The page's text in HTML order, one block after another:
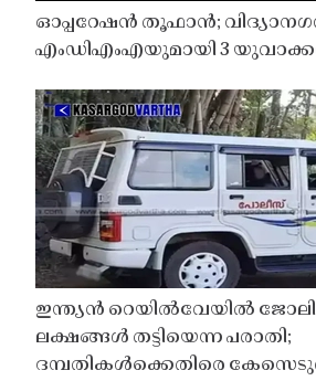
ഓപ്പറേഷൻ തൂഫാൻ;
എംഡിഎംഎയുമായി 3
ഇന്ത്യൻ റെയിൽവേയിൽ ജോലി
ലക്ഷങ്ങൾ തട്ടിയെന്ന പരാതി;
ദമ്പതികൾക്കെതിരെ